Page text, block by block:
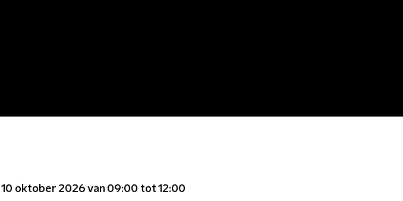
10 oktober 2026 van 09:00 tot 12:00